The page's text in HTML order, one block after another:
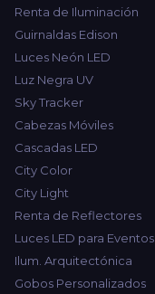
Renta de Iluminación
Guirnaldas Edison
Luces Neón LED
Luz Negra UV
Sky Tracker
Cabezas Móviles
Cascadas LED
City Color
City Light
Renta de Reflectores
Luces LED para Eventos
Ilum. Arquitectónica
Gobos Personalizados